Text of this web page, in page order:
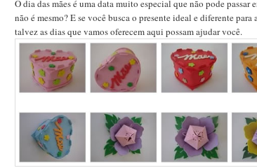
O dia das mães é uma data muito especial que não pode passar
não é mesmo? E se você busca o presente ideal e diferente para
talvez as dias que vamos oferecem aqui possam ajudar você.